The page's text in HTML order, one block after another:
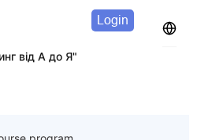
Login
від А до Я"